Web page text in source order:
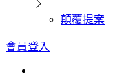
顛覆提案
會員登入